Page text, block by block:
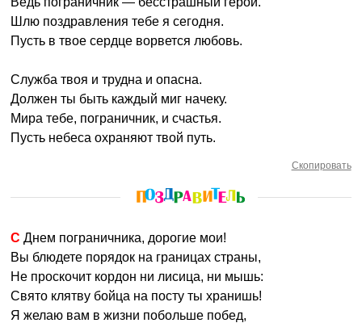
Шлю поздравления тебе я сегодня.
Пусть в твое сердце ворвется любовь.
Служба твоя и трудна и опасна.
Должен ты быть каждый миг начеку.
Мира тебе, пограничник, и счастья.
Пусть небеса охраняют твой путь.
Скопировать
С Днем пограничника, дорогие мои!
Вы блюдете порядок на границах страны,
Не проскочит кордон ни лисица, ни мышь:
Свято клятву бойца на посту ты хранишь!
Я желаю вам в жизни побольше побед,